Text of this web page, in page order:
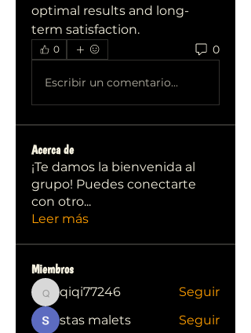
optimal results and long-
term satisfaction.
0 0
Escribir un comentario...
Acerca de
¡Te damos la bienvenida al
grupo! Puedes conectarte
con otro...
Leer más
Miembros
qiqi77246
qiqi77246
Seguir
stas malets
Seguir